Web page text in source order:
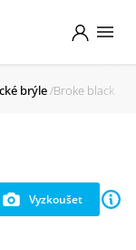
brýle Broke black
Vyzkoušet